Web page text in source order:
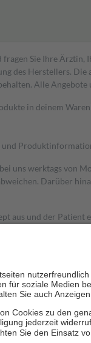
fragen Sie Ihre
Herstellers. Die
Alle
in deinem
uns werktags von
Darüber
aus und der
des Abgabepreises,
zehn Prozent der
stärken und die
getragen werden